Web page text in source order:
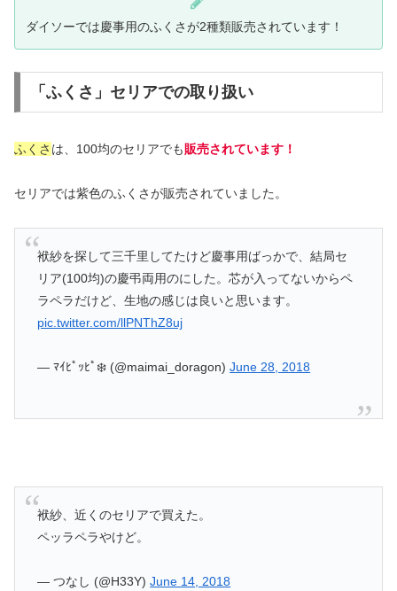
ダイソーでは慶事用のふくさが2種類販売されています！
「ふくさ」セリアでの取り扱い
ふくさ は、100均のセリアでも販売されています！
セリアでは紫色のふくさが販売されていました。
袱紗を探して三千里してたけど慶事用ばっかで、結局セ
リア(100均)の慶弔両用のにした。芯が入ってないからペ
ラペラだけど、生地の感じは良いと思います。
pic.twitter.com/llPNThZ8uj
— ﾏｲﾋﾟｯﾋﾟ❄️ (@maimai_doragon)June 28, 2018
袱紗、近くのセリアで買えた。
ペッラペラやけど。
— つなし (@H33Y)June 14, 2018